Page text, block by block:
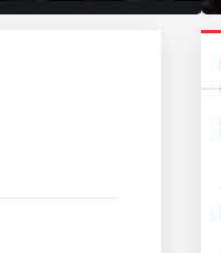
половина тунел во слепа